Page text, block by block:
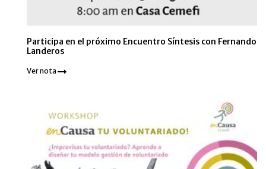
Participa en el próximo Encuentro Síntesis con Fernando
Landeros
Ver nota